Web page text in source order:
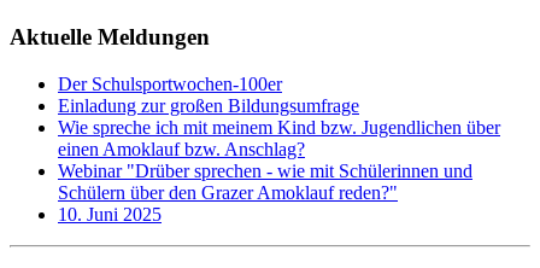
Aktuelle Meldungen
Der Schulsportwochen-100er
Einladung zur großen Bildungsumfrage
Wie spreche ich mit meinem Kind bzw. Jugendlichen über
einen Amoklauf bzw. Anschlag?
Webinar "Drüber sprechen - wie mit Schülerinnen und
Schülern über den Grazer Amoklauf reden?"
10. Juni 2025